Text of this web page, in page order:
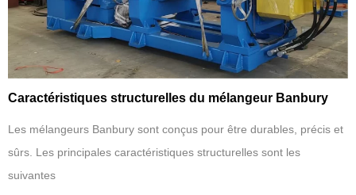
Caractéristiques structurelles du mélangeur Banbury
Les mélangeurs Banbury sont conçus pour être durables, précis et
sûrs. Les principales caractéristiques structurelles sont les
suivantes